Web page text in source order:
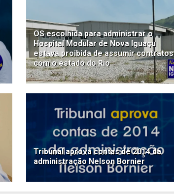
OS escolhida para administrar o
Hospital Modular de Nova Iguaçu
estava proibida de assumir contratos
com o estado do Rio
Tribunal aprova contas de 2014 da
administração Nelson Bornier